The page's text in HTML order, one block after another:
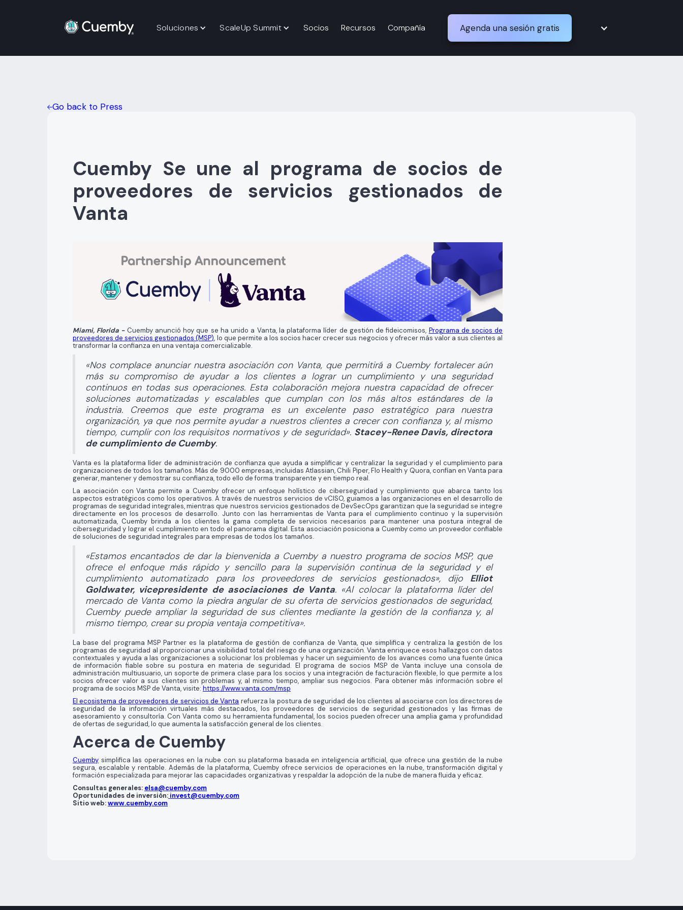
Soluciones ScaleUp Summit Socios Recursos Compañía Agenda una sesión gratis
Go back to Press
Cuemby Se une al programa de socios de
proveedores de servicios gestionados de
Vanta
Miami, Florida - Cuemby anunció hoy que se ha unido a Vanta, la plataforma líder de gestión de fideicomisos, Programa de socios de
proveedores de servicios gestionados (MSP), lo que permite a los socios hacer crecer sus negocios y ofrecer más valor a sus clientes al
transformar la confianza en una ventaja comercializable.
«Nos complace anunciar nuestra asociación con Vanta, que permitirá a Cuemby fortalecer aún
más su compromiso de ayudar a los clientes a lograr un cumplimiento y una seguridad
continuos en todas sus operaciones. Esta colaboración mejora nuestra capacidad de ofrecer
soluciones automatizadas y escalables que cumplan con los más altos estándares de la
industria. Creemos que este programa es un excelente paso estratégico para nuestra
organización, ya que nos permite ayudar a nuestros clientes a crecer con confianza y, al mismo
tiempo, cumplir con los requisitos normativos y de seguridad». Stacey-Renee Davis, directora
de cumplimiento de Cuemby.
Vanta es la plataforma líder de administración de confianza que ayuda a simplificar y centralizar la seguridad y el cumplimiento para
organizaciones de todos los tamaños. Más de 9000 empresas, incluidas Atlassian, Chili Piper, Flo Health y Quora, confían en Vanta para
generar, mantener y demostrar su confianza, todo ello de forma transparente y en tiempo real.
La asociación con Vanta permite a Cuemby ofrecer un enfoque holístico de ciberseguridad y cumplimiento que abarca tanto los
aspectos estratégicos como los operativos. A través de nuestros servicios de vCISO, guiamos a las organizaciones en el desarrollo de
programas de seguridad integrales, mientras que nuestros servicios gestionados de DevSecOps garantizan que la seguridad se integre
directamente en los procesos de desarrollo. Junto con las herramientas de Vanta para el cumplimiento continuo y la supervisión
automatizada, Cuemby brinda a los clientes la gama completa de servicios necesarios para mantener una postura integral de
ciberseguridad y lograr el cumplimiento en todo el panorama digital. Esta asociación posiciona a Cuemby como un proveedor confiable
de soluciones de seguridad integrales para empresas de todos los tamaños.
«Estamos encantados de dar la bienvenida a Cuemby a nuestro programa de socios MSP, que
ofrece el enfoque más rápido y sencillo para la supervisión continua de la seguridad y el
cumplimiento automatizado para los proveedores de servicios gestionados», dijo Elliot
Goldwater, vicepresidente de asociaciones de Vanta. «Al colocar la plataforma líder del
mercado de Vanta como la piedra angular de su oferta de servicios gestionados de seguridad,
Cuemby puede ampliar la seguridad de sus clientes mediante la gestión de la confianza y, al
mismo tiempo, crear su propia ventaja competitiva».
La base del programa MSP Partner es la plataforma de gestión de confianza de Vanta, que simplifica y centraliza la gestión de los
programas de seguridad al proporcionar una visibilidad total del riesgo de una organización. Vanta enriquece esos hallazgos con datos
contextuales y ayuda a las organizaciones a solucionar los problemas y hacer un seguimiento de los avances como una fuente única
de información fiable sobre su postura en materia de seguridad. El programa de socios MSP de Vanta incluye una consola de
administración multiusuario, un soporte de primera clase para los socios y una integración de facturación flexible, lo que permite a los
socios ofrecer valor a sus clientes sin problemas y, al mismo tiempo, ampliar sus negocios. Para obtener más información sobre el
programa de socios MSP de Vanta, visite: https://www.vanta.com/msp
El ecosistema de proveedores de servicios de Vanta refuerza la postura de seguridad de los clientes al asociarse con los directores de
seguridad de la información virtuales más destacados, los proveedores de servicios de seguridad gestionados y las firmas de
asesoramiento y consultoría. Con Vanta como su herramienta fundamental, los socios pueden ofrecer una amplia gama y profundidad
de ofertas de seguridad, lo que aumenta la satisfacción general de los clientes.
Acerca de Cuemby
Cuemby simplifica las operaciones en la nube con su plataforma basada en inteligencia artificial, que ofrece una gestión de la nube
segura, escalable y rentable. Además de la plataforma, Cuemby ofrece servicios de operaciones en la nube, transformación digital y
formación especializada para mejorar las capacidades organizativas y respaldar la adopción de la nube de manera fluida y eficaz.
Consultas generales: elsa@cuemby.com
Oportunidades de inversión: invest@cuemby.com
Sitio web:www.cuemby.com